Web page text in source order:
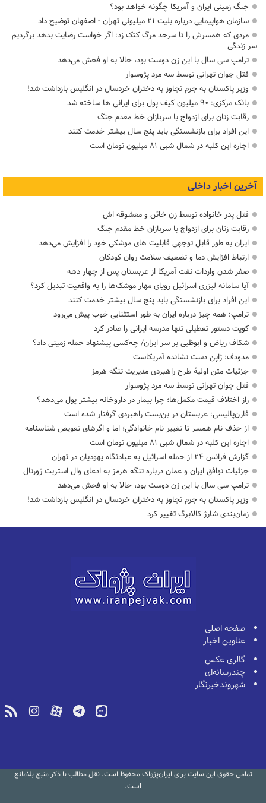
جنگ زمینی ایران و آمریکا چگونه خواهد بود؟
سازمان هواپیمایی درباره بلیت ۲۱ میلیونی تهران - اصفهان توضیح داد
مردی که همسرش را تا سرحد مرگ کتک زد: اگر خواست رضایت بدهد برگردیم
سر زندگی
ترامپ سی سال با این زن دوست بود، حالا به او فحش می‌دهد
قتل جوان تهرانی توسط سه مرد پژوسوار
وزیر پاکستان به جرم تجاوز به دختران خردسال در انگلیس بازداشت شد!
بانک مرکزی: ۹۰ میلیون کیف پول برای ایرانی ها ساخته شد
رقابت زنان برای ازدواج با سربازان خط مقدم جنگ
این افراد برای بازنشستگی باید پنج سال بیشتر خدمت کنند
اجاره این کلبه در شمال شبی ۸۱ میلیون تومان است
آخرین اخبار داخلی
قتل پدر خانواده توسط زن خائن و معشوقه اش
رقابت زنان برای ازدواج با سربازان خط مقدم جنگ
ایران به طور قابل توجهی قابلیت های موشکی خود را افزایش می‌دهد
ارتباط افزایش دما و تضعیف سلامت روان کودکان
صفر شدن واردات نفت آمریکا از عربستان پس از چهار دهه
آیا سامانه لیزری اسرائیل رویای مهار موشک‌ها را به واقعیت تبدیل کرد؟
این افراد برای بازنشستگی باید پنج سال بیشتر خدمت کنند
ترامپ: همه چیز درباره ایران به طور استثنایی خوب پیش می‌رود
کویت دستور تعطیلی تنها مدرسه ایرانی را صادر کرد
شکاف ریاض و ابوظبی بر سر ایران/ چه‌کسی پیشنهاد حمله زمینی داد؟
مدودف: ژاپن دست نشانده آمریکاست
جزئیات متن اولیۀ طرح راهبردی مدیریت تنگه هرمز
قتل جوان تهرانی توسط سه مرد پژوسوار
راز اختلاف قیمت مکمل‌ها؛ چرا بیمار در داروخانه بیشتر پول می‌دهد؟
فارن‌پالیسی: عربستان در بن‌بست راهبردی گرفتار شده است
از حذف نام همسر تا تغییر نام خانوادگی؛ اما و اگرهای تعویض شناسنامه
اجاره این کلبه در شمال شبی ۸۱ میلیون تومان است
گزارش فرانس ۲۴ از حمله اسرائیل به عبادتگاه یهودیان در تهران
جزئیات توافق ایران و عمان درباره تنگه هرمز به ادعای وال استریت ژورنال
ترامپ سی سال با این زن دوست بود، حالا به او فحش می‌دهد
وزیر پاکستان به جرم تجاوز به دختران خردسال در انگلیس بازداشت شد!
زمان‌بندی شارژ کالابرگ تغییر کرد
صفحه اصلی
عناوین اخبار
گالری عکس
چندرسانه‌ای
شهروندخبرنگار
تمامی حقوق این سایت برای ایران‌پژواک محفوظ است. نقل مطالب با ذکر منبع بلامانع
است.